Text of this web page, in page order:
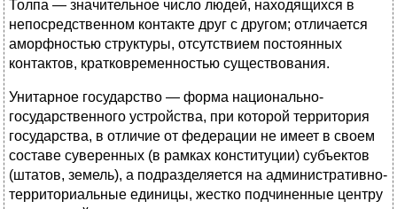
Толпа — значительное число людей, находящихся в
непосредственном контакте друг с другом; отличается
аморфностью структуры, отсутствием постоянных
контактов, кратковременностью существования.
Унитарное государство — форма национально-
государственного устройства, при которой территория
государства, в отличие от федерации не имеет в своем
составе суверенных (в рамках конституции) субъектов
(штатов, земель), а подразделяется на административно-
территориальные единицы, жестко подчиненные центру